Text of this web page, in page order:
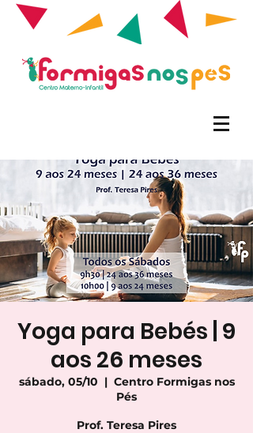
Yoga para Bebés | 9
aos 26 meses
sábado, 05/10
  |
Centro Formigas nos
Pés
Prof. Teresa Pires